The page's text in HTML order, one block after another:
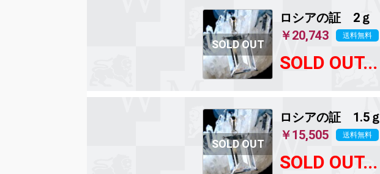
ロシアの証 2ｇ
￥20,743
送料無料
SOLD OUT...
ロシアの証 1.5ｇ
￥15,505
送料無料
SOLD OUT...